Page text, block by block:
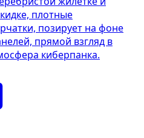
плотные
позирует на фоне
прямой взгляд в
киберпанка.